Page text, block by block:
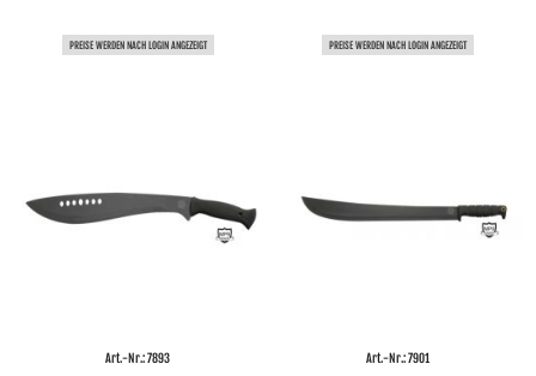
PREISE WERDEN NACH LOGIN ANGEZEIGT PREISE WERDEN NACH LOGIN ANGEZEIGT
Art.-Nr.: 7893 Art.-Nr.: 7901